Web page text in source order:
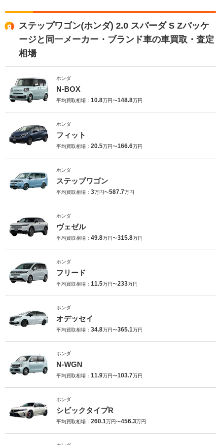
ステップワゴン(ホンダ) 2.0 スパーダ S Zパッケ
ージと同一メーカー・ブランド車の車買取・査定
相場
ホンダ
N-BOX
平均買取相場： 10.8万円〜148.8万円
ホンダ
フィット
平均買取相場： 20.5万円〜166.6万円
ホンダ
ステップワゴン
平均買取相場： 3万円〜587.7万円
ホンダ
ヴェゼル
平均買取相場： 49.8万円〜315.8万円
ホンダ
フリード
平均買取相場： 11.5万円〜233万円
ホンダ
オデッセイ
平均買取相場： 34.8万円〜365.1万円
ホンダ
N-WGN
平均買取相場： 11.9万円〜103.7万円
ホンダ
シビックタイプR
平均買取相場： 260.1万円〜456.3万円